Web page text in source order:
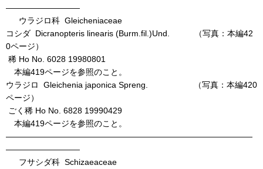
―――――――――
ウラジロ科 Gleicheniaceae
コシダ Dicranopteris linearis (Burm.fil.)Und. （写真：本編42
0ページ）
稀 Ho No. 6028 19980801
本編419ページを参照のこと。
ウラジロ Gleichenia japonica Spreng. （写真：本編420
ページ）
ごく稀 Ho No. 6828 19990429
本編419ページを参照のこと。
――――――――――――――――――――――――――――――
―――――――――
フサシダ科 Schizaeaceae